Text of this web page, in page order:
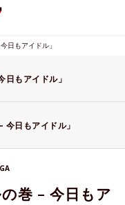
日もアイドル」
日もアイドル」
日もアイドル」
巻 – 今日もア